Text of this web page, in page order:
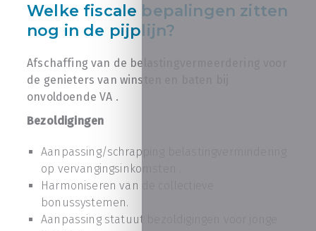
Welke fiscale bepalingen zitten
nog in de pijplijn?
Afschaffing van de belastingvermeerdering voor
de genieters van winsten en baten bij
onvoldoende VA .
Bezoldigingen
Aanpassing/schrapping belastingvermindering
op vervangingsinkomsten .
Harmoniseren van de collectieve
bonussystemen.
Aanpassing statuut bezoldigingen voor jonge